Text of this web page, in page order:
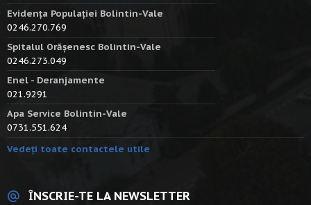
Evidența Populației Bolintin-Vale
0246.270.769
Spitalul Orășenesc Bolintin-Vale
0246.273.049
Enel - Deranjamente
021.9291
Apa Service Bolintin-Vale
0731.551.624
Vedeți toate contactele utile
ÎNSCRIE-TE LA NEWSLETTER